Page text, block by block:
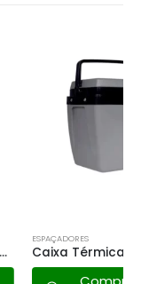
Caixa Térmica Mor 26lt – Cinza C/preto